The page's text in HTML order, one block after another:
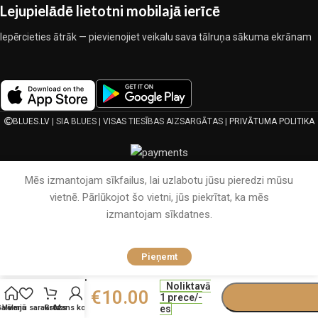
Lejupielādē lietotni mobilajā ierīcē
Iepērcieties ātrāk — pievienojiet veikalu sava tālruņa sākuma ekrānam
BLUES.LV| SIA BLUES | VISAS TIESĪBAS AIZSARGĀTAS | PRIVĀTUMA POLITIKA
Vēlmju saraksts
Grozs
Mans konts
Mēs izmantojam sīkfailus, lai uzlabotu jūsu pieredzi mūsu
vietnē. Pārlūkojot šo vietni, jūs piekrītat, ka mēs
izmantojam sīkdatnes.
Pieņemt
palags ar
gumiju
Frotte
€10.00
Noliktavā
1 prece/-
es